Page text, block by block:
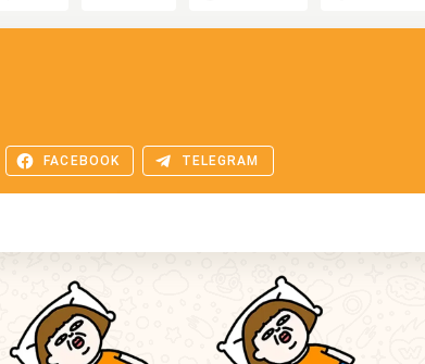
FACEBOOK TELEGRAM